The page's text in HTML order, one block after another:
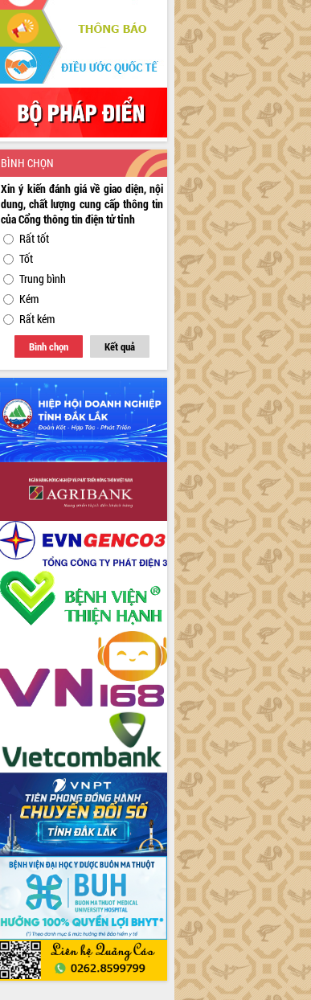
BÌNH CHỌN
Xin ý kiến đánh giá về giao diện, nội
dung, chất lượng cung cấp thông tin
của Cổng thông tin điện tử tỉnh
Rất tốt
Tốt
Trung bình
Kém
Rất kém
Bình chọn Kết quả